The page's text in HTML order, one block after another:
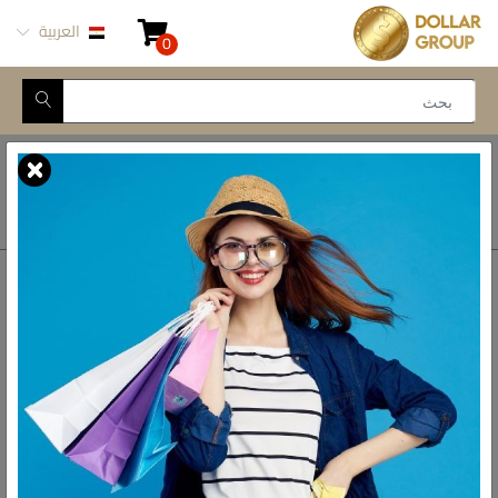
0 العربية
Closed for Maintenance
رواد الادوات المنزلية فى مصر
أتصل بنا
أحصل على الاتجاهات
ش المدينة المنورة -
محور طه حسين, 69 طه
حسين النزهة الجديدة -
القاهرة
الواتس اب
01093777446